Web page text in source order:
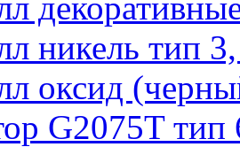
никель тип
оксид
G2075T тип